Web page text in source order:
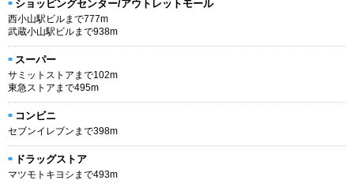
ショッピングセンター/アウトレットモール
西小山駅ビルまで777m
武蔵小山駅ビルまで938m
スーパー
サミットストアまで102m
東急ストアまで495m
コンビニ
セブンイレブンまで398m
ドラッグストア
マツモトキヨシまで493m